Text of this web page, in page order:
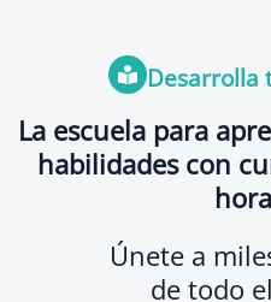
Desarrolla
La escuela para
habilidades con
Únete a
de todo